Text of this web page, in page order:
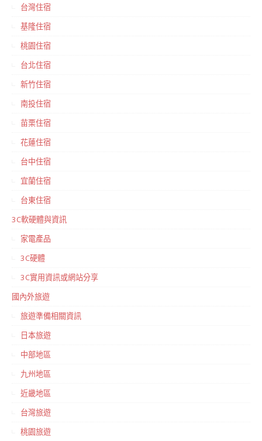
台灣住宿
基隆住宿
桃園住宿
台北住宿
新竹住宿
南投住宿
苗栗住宿
花蓮住宿
台中住宿
宜蘭住宿
台東住宿
3C軟硬體與資訊
家電產品
3C硬體
3C實用資訊或網站分享
國內外旅遊
旅遊準備相關資訊
日本旅遊
中部地區
九州地區
近畿地區
台灣旅遊
桃園旅遊